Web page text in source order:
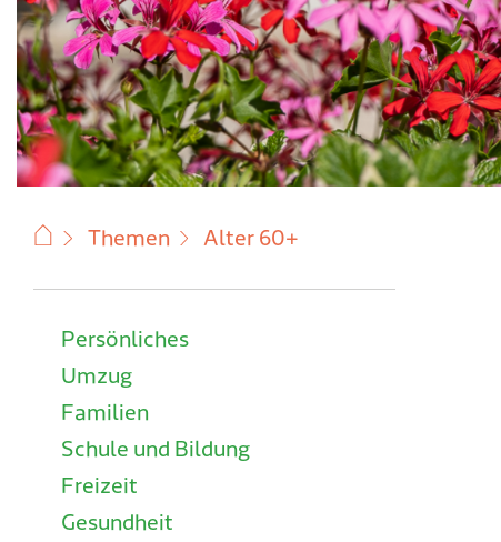
Themen Alter 60+
Persönliches
Umzug
Familien
Schule und Bildung
Freizeit
Gesundheit